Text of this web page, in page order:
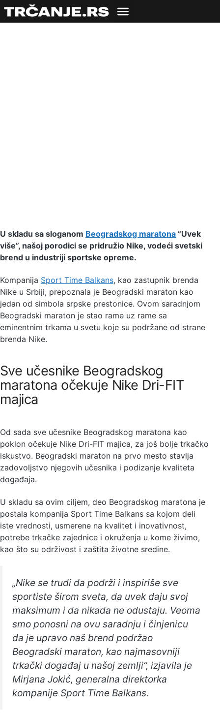
U skladu sa sloganom Beogradskog maratona “Uvek
više”, našoj porodici se pridružio Nike, vodeći svetski
brend u industriji sportske opreme.
Kompanija Sport Time Balkans, kao zastupnik brenda
Nike u Srbiji, prepoznala je Beogradski maraton kao
jedan od simbola srpske prestonice. Ovom saradnjom
Beogradski maraton je stao rame uz rame sa
eminentnim trkama u svetu koje su podržane od strane
brenda Nike.
Sve učesnike Beogradskog
maratona očekuje Nike Dri-FIT
majica
Od sada sve učesnike Beogradskog maratona kao
poklon očekuje Nike Dri-FIT majica, za još bolje trkačko
iskustvo. Beogradski maraton na prvo mesto stavlja
zadovoljstvo njegovih učesnika i podizanje kvaliteta
događaja.
U skladu sa ovim ciljem, deo Beogradskog maratona je
postala kompanija Sport Time Balkans sa kojom deli
iste vrednosti, usmerene na kvalitet i inovativnost,
potrebe trkačke zajednice i okruženja u kome živimo,
kao što su održivost i zaštita životne sredine.
„Nike se trudi da podrži i inspiriše sve
sportiste širom sveta, da uvek daju svoj
maksimum i da nikada ne odustaju. Veoma
smo ponosni na ovu saradnju i činjenicu
da je upravo naš brend podržao
Beogradski maraton, kao najmasovniji
trkački događaj u našoj zemlji“, izjavila je
Mirjana Jokić, generalna direktorka
kompanije Sport Time Balkans.